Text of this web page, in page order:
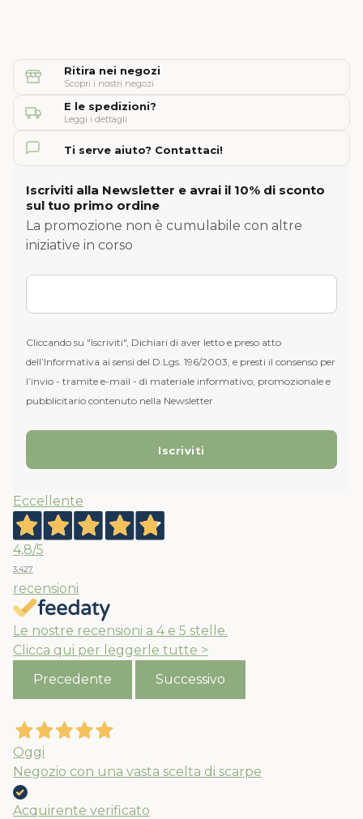
Ritira nei negozi
Scopri i nostri negozi
E le spedizioni?
Leggi i dettagli
Ti serve aiuto? Contattaci!
Iscriviti alla Newsletter e avrai il 10% di sconto
sul tuo primo ordine
La promozione non è cumulabile con altre
iniziative in corso
Cliccando su "Iscriviti", Dichiari di aver letto e preso atto
dell’Informativa ai sensi del D.Lgs. 196/2003, e presti il consenso per
l’invio - tramite e-mail - di materiale informativo, promozionale e
pubblicitario contenuto nella Newsletter
Eccellente
4,8/5
3.427
recensioni
Le nostre recensioni a 4 e 5 stelle.
Clicca qui per leggerle tutte >
Precedente
Successivo
Oggi
Negozio con una vasta scelta di scarpe
Acquirente verificato